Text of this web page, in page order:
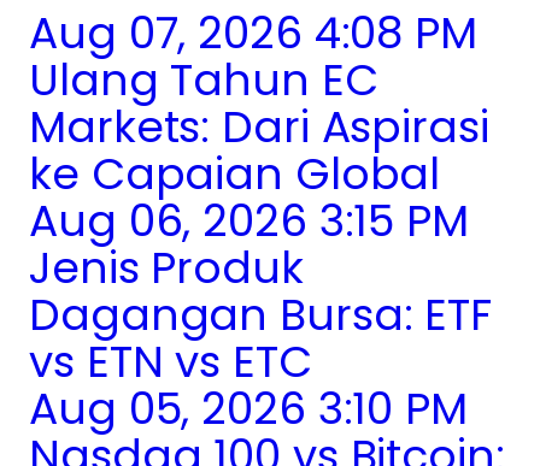
Aug 07, 2026 4:08 PM
Ulang Tahun EC
Markets: Dari Aspirasi
ke Capaian Global
Aug 06, 2026 3:15 PM
Jenis Produk
Dagangan Bursa: ETF
vs ETN vs ETC
Aug 05, 2026 3:10 PM